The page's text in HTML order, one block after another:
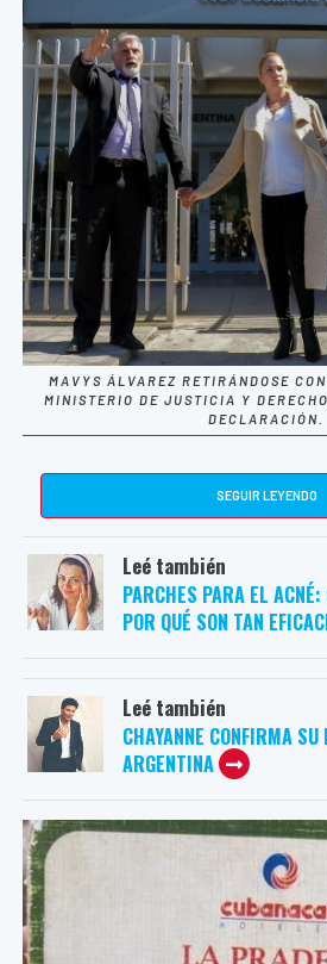
MAVYS ÁLVAREZ RETIRÁNDOSE
MINISTERIO DE JUSTICIA Y
DECLARACIÓN.
SEGUIR LEYENDO
Leé también
PARCHES PARA EL ACNÉ:
POR QUÉ SON TAN
Leé también
CHAYANNE CONFIRMA
ARGENTINA